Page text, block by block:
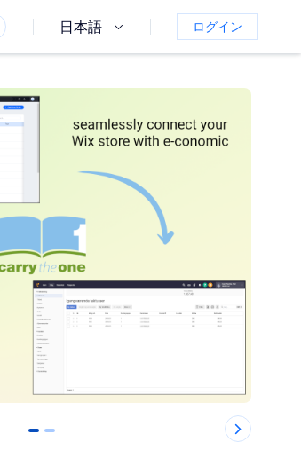
日本語 ログイン
0 1